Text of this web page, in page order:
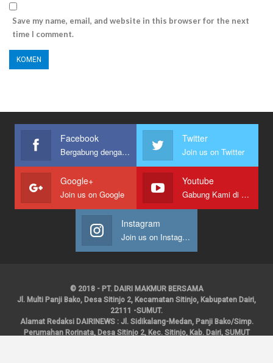
Save my name, email, and website in this browser for the next
time I comment.
Facebook
Bergabung dengan kami
Twitter
Join us on Twitter
Google+
Join us on Google
Youtube
Gabung Kami di Youtube
Instagram
Join us on Instagram
© 2018 - PT. DAIRI MAKMUR BERSAMA
Jl. Multi Panji Bako, Desa Sitinjo 2, Kecamatan Sitinjo, Kabupaten Dairi,
22111 -SUMUT.
Alamat Redaksi DAIRINEWS : Jl. Sidikalang-Medan, Panji Bako/Simp.
Perumahan Rorinata, Desa Sitinjo 2, Kec. Sitinjo, Kab. Dairi, SUMUT